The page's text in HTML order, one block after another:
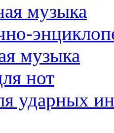
музыка
музыка
нот
ударных